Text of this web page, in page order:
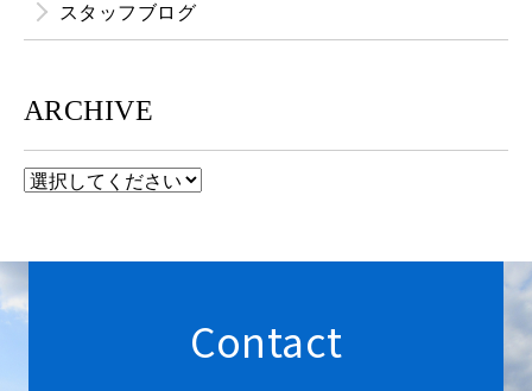
スタッフブログ
ARCHIVE
Contact